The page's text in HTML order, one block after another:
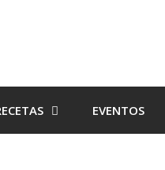
EVENTOS